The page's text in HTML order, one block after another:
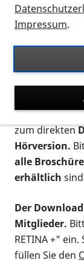
Auf dieser
Ort. Nutzen
nach Flyern
suchen. Die
postalischen
zum direkten
Hörversion.
alle
erhältlich
Der
Mitglieder.
RETINA +"
füllen Sie den
Impressum.